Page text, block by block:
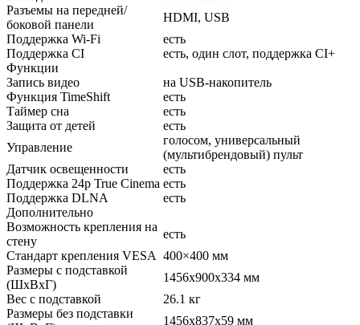
Разъемы на передней/
боковой панели
HDMI, USB
Поддержка Wi-Fi
есть
Поддержка CI
есть, один слот, поддержка CI+
Функции
Запись видео
на USB-накопитель
Функция TimeShift
есть
Таймер сна
есть
Защита от детей
есть
Управление
голосом, универсальный
(мультибрендовый) пульт
Датчик освещенности
есть
Поддержка 24p True Cinema есть
Поддержка DLNA
есть
Дополнительно
Возможность крепления на
стену
есть
Стандарт крепления VESA 400×400 мм
Размеры с подставкой
(ШxВxГ)
1456x900x334 мм
Вес с подставкой
26.1 кг
Размеры без подставки
1456x837x59 мм